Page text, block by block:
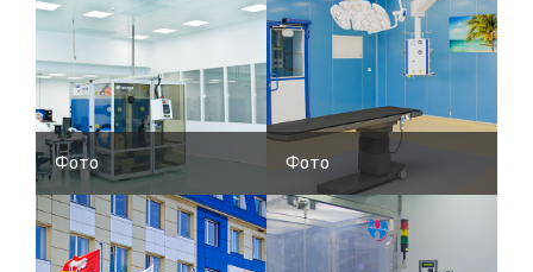
Фото Фото